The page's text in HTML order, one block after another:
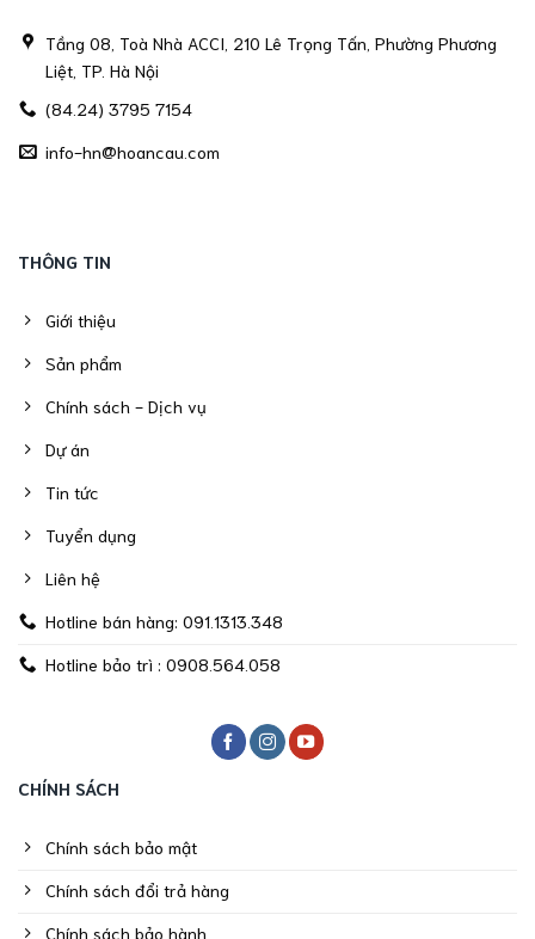
Tầng 08, Toà Nhà ACCI, 210 Lê Trọng Tấn, Phường Phương
Liệt, TP. Hà Nội
(84.24) 3795 7154
info-hn@hoancau.com
THÔNG TIN
Giới thiệu
Sản phẩm
Chính sách - Dịch vụ
Dự án
Tin tức
Tuyển dụng
Liên hệ
Hotline bán hàng: 091.1313.348
Hotline bảo trì : 0908.564.058
CHÍNH SÁCH
Chính sách bảo mật
Chính sách đổi trả hàng
Chính sách bảo hành